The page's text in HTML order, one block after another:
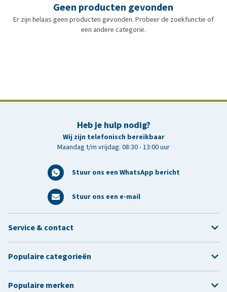
Geen producten gevonden
Er zijn helaas geen producten gevonden. Probeer de zoekfunctie of
een andere categorie.
Heb je hulp nodig?
Wij zijn telefonisch bereikbaar
Maandag t/m vrijdag: 08:30 - 13:00 uur
Stuur ons een WhatsApp bericht
Stuur ons een e-mail
Service & contact
Populaire categorieën
Populaire merken